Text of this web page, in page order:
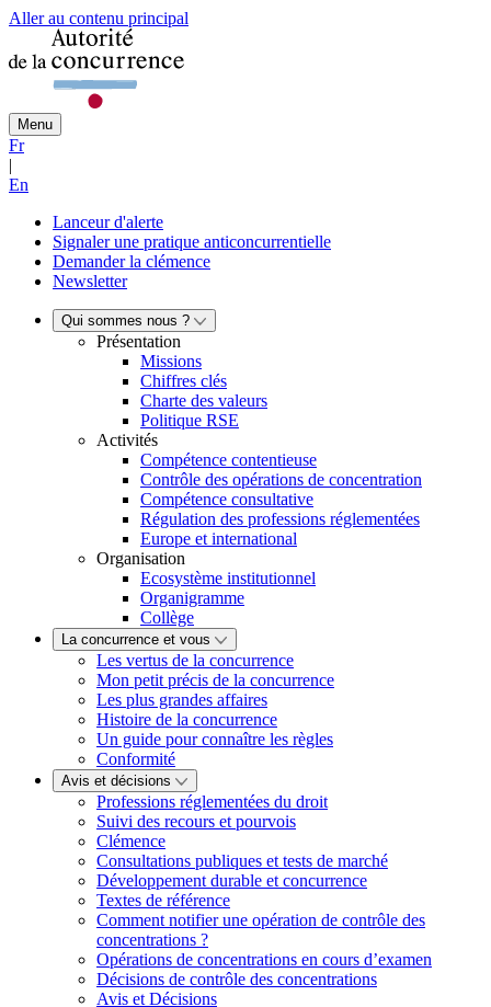
Aller au contenu principal
Menu
Fr
|
En
Lanceur d'alerte
Signaler une pratique anticoncurrentielle
Demander la clémence
Newsletter
Qui sommes nous ?
Présentation
Missions
Chiffres clés
Charte des valeurs
Politique RSE
Activités
Compétence contentieuse
Contrôle des opérations de concentration
Compétence consultative
Régulation des professions réglementées
Europe et international
Organisation
Ecosystème institutionnel
Organigramme
Collège
La concurrence et vous
Les vertus de la concurrence
Mon petit précis de la concurrence
Les plus grandes affaires
Histoire de la concurrence
Un guide pour connaître les règles
Conformité
Avis et décisions
Professions réglementées du droit
Suivi des recours et pourvois
Clémence
Consultations publiques et tests de marché
Développement durable et concurrence
Textes de référence
Comment notifier une opération de contrôle des
concentrations ?
Opérations de concentrations en cours d’examen
Décisions de contrôle des concentrations
Avis et Décisions